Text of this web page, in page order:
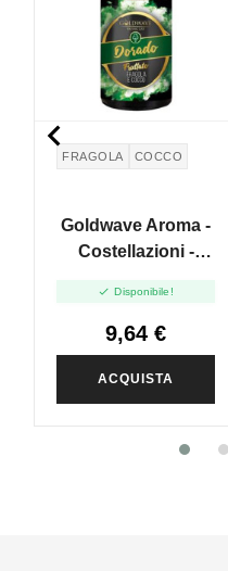
FRAGOLA COCCO
Goldwave Aroma -
Costellazioni -
 Disponibile!
9,64 €
ACQUISTA
